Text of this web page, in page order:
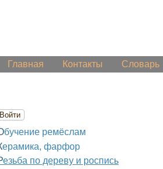
Главная Контакты Словарь
Войти
Обучение ремёслам
Керамика, фарфор
Резьба по дереву и роспись